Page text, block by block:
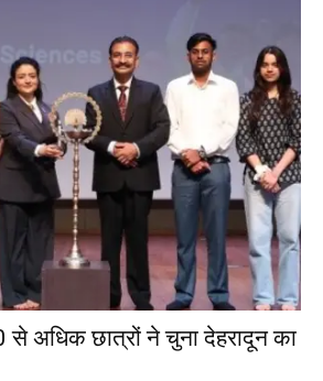
से अधिक छात्रों ने चुना देहरादून का